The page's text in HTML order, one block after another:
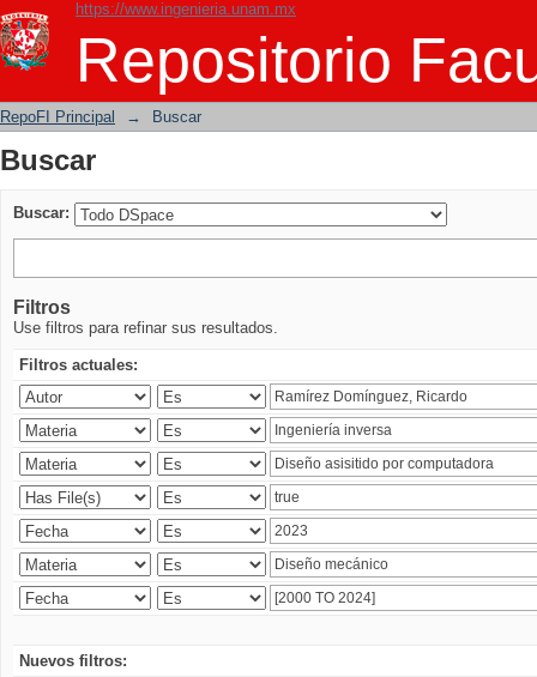
https://www.ingenieria.unam.mx
Repositorio
Buscar
RepoFI Principal → Buscar
Buscar
Buscar:
Filtros
Use filtros para refinar sus resultados.
Filtros actuales:
Nuevos filtros: